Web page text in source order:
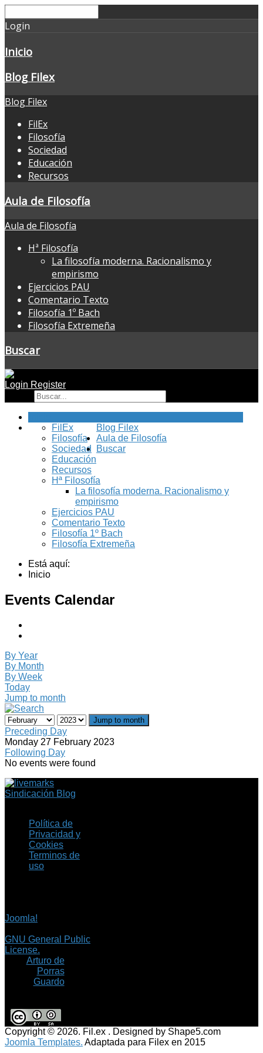
Login
Inicio
Blog Filex
Blog Filex
FilEx
Filosofía
Sociedad
Educación
Recursos
Aula de Filosofía
Aula de Filosofía
Hª Filosofía
La filosofía moderna. Racionalismo y
empirismo
Ejercicios PAU
Comentario Texto
Filosofía 1º Bach
Filosofía Extremeña
Buscar
Login Register
Blog Filex
FilEx
Filosofía
Sociedad
Educación
Recursos
Aula de Filosofía
Hª Filosofía
La filosofía moderna. Racionalismo y
empirismo
Ejercicios PAU
Comentario Texto
Filosofía 1º Bach
Filosofía Extremeña
Buscar
Está aquí:
Inicio
Events Calendar
By Year
By Month
By Week
Today
Jump to month
Jump to month
Preceding Day
Monday 27 February 2023
Following Day
No events were found
Sindicación Blog
Política de
Privacidad y
Cookies
Terminos de
uso
Joomla!
GNU General Public
License.
Arturo de
Porras
Guardo
Copyright © 2026. Fil.ex . Designed by Shape5.com
Joomla Templates. Adaptada para Filex en 2015